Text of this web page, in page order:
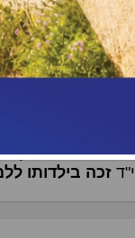
נפצע באורח
זכה בילדותו